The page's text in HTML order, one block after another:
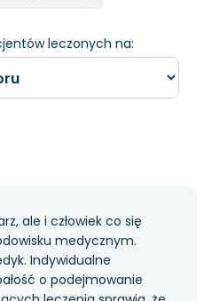
leczonych na:
ale i człowiek co się
medycznym.
Indywidualne
o podejmowanie